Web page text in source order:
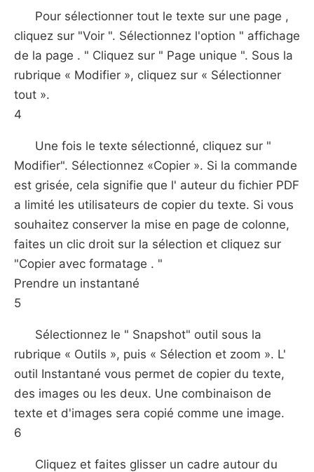
Pour sélectionner tout le texte sur une page ,
cliquez sur "Voir ". Sélectionnez l'option " affichage
de la page . " Cliquez sur " Page unique ". Sous la
rubrique « Modifier », cliquez sur « Sélectionner
tout ».
4
Une fois le texte sélectionné, cliquez sur "
Modifier". Sélectionnez «Copier ». Si la commande
est grisée, cela signifie que l' auteur du fichier PDF
a limité les utilisateurs de copier du texte. Si vous
souhaitez conserver la mise en page de colonne,
faites un clic droit sur ​​la sélection et cliquez sur
"Copier avec formatage . "
Prendre un instantané
5
Sélectionnez le " Snapshot" outil sous la
rubrique « Outils », puis « Sélection et zoom ». L'
outil Instantané vous permet de copier du texte,
des images ou les deux. Une combinaison de
texte et d'images sera copié comme une image.
6
Cliquez et faites glisser un cadre autour du